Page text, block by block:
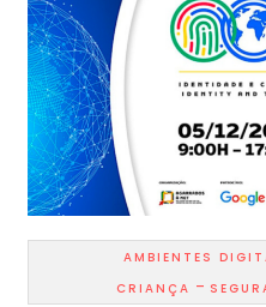
AMBIENTES
CRIANÇA -